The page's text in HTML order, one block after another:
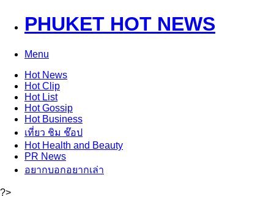
PHUKET HOT NEWS
Menu
HotNews
HotClip
HotList
HotGossip
HotBusiness
เที่ยว ชิม ช๊อป
HotHealth and Beauty
PR News
อยากบอกอยากเล่า
?>